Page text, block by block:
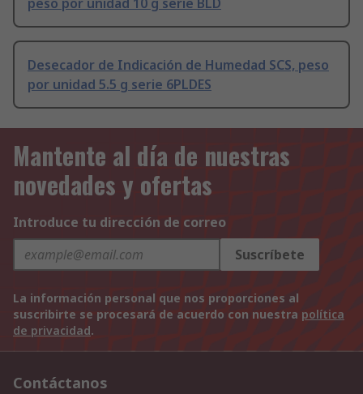
peso por unidad 10 g serie BLD
Desecador de Indicación de Humedad SCS, peso
por unidad 5.5 g serie 6PLDES
Mantente al día de nuestras
novedades y ofertas
Introduce tu dirección de correo
Suscríbete
La información personal que nos proporciones al
suscribirte se procesará de acuerdo con nuestra política
de privacidad.
Contáctanos